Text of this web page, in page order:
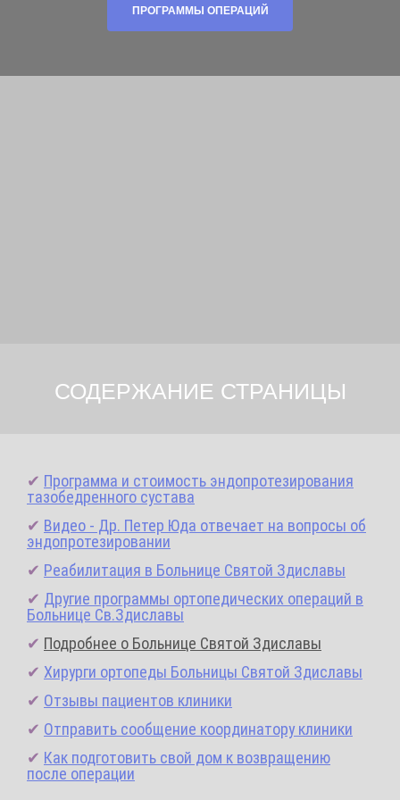
ПРОГРАММЫ ОПЕРАЦИЙ
СОДЕРЖАНИЕ СТРАНИЦЫ
✔ Программа и стоимость эндопротезирования
тазобедренного сустава
✔ Видео - Др. Петер Юда отвечает на вопросы об
эндопротезировании
✔ Реабилитация в Больнице Святой Здиславы
✔ Другие программы ортопедических операций в
Больнице Св.Здиславы
✔ Подробнее о Больнице Святой Здиславы
✔ Хирурги ортопеды Больницы Святой Здиславы
✔ Отзывы пациентов клиники
✔ Отправить сообщение координатору клиники
✔ Как подготовить свой дом к возвращению
после операции